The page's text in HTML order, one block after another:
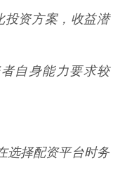
投资方案，收益潜
自身能力要求较
选择配资平台时务